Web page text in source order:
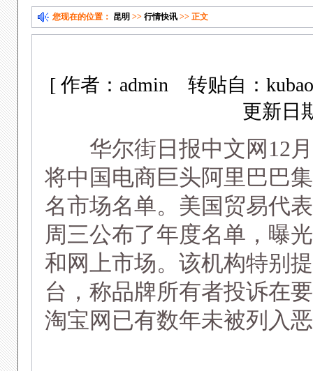
您现在的位置： 昆明 >> 行情快讯>> 正文
[ 作者：admin 转贴自：
更新日
华尔街日报中文网12月
将中国电商巨头阿里巴巴
名市场名单。美国贸易代表
周三公布了年度名单，曝
和网上市场。该机构特别
台，称品牌所有者投诉在
淘宝网已有数年未被列入